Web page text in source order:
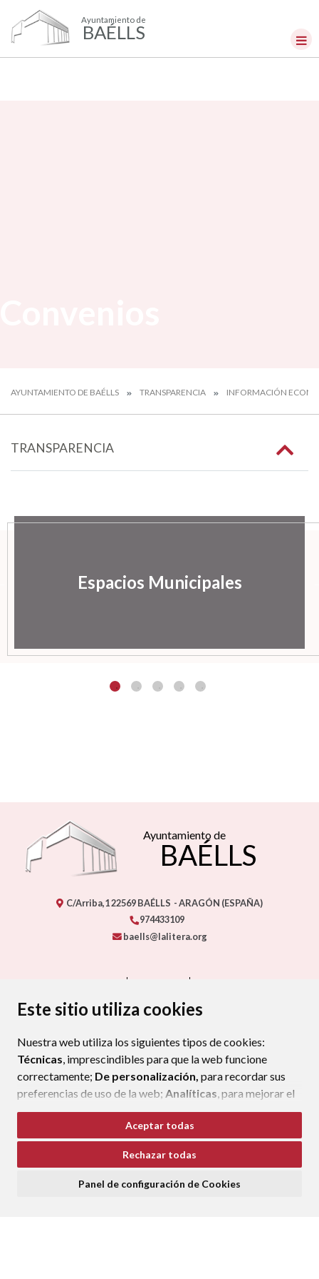
Este sitio utiliza cookies
Nuestra web utiliza los siguientes tipos de cookies:
Técnicas, imprescindibles para que la web funcione
correctamente; De personalización, para recordar sus
preferencias de uso de la web; Analíticas, para mejorar el
funcionamiento de la web y sus servicios.
Si acepta pulsando el botón“Aceptar todas”
consideramos que acepta su uso. Si pulsa el botón
ninguna acción, se guardarán las cookies técnicas
Aceptar todas
Rechazar todas
Panel de configuración de Cookies
Ayuntamiento de
BAÉLLS
AYUNTAMIENTO DE BAÉLLS TRANSPARENCIA INFORMACIÓN
TRANSPARENCIA
Espacios Municipales
Ayuntamiento de
BAÉLLS
C/Arriba,122569BAÉLLS - ARAGÓN (ESPAÑA)
974433109
baells@lalitera.org
PROTECCIÓN DE DATOS
POLÍTICA DE COOKIES